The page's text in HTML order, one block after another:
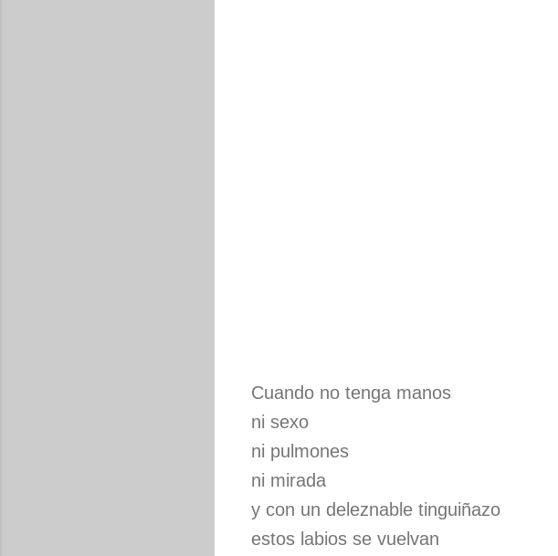
Cuando no tenga manos
ni sexo
ni pulmones
ni mirada
y con un deleznable tinguiñazo
estos labios se vuelvan